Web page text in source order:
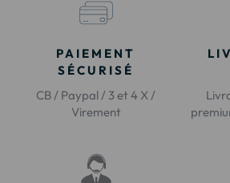
PAIEMENT
SÉCURISÉ
CB / Paypal / 3 et 4 X /
Virement